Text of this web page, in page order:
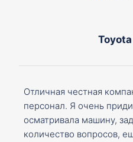
Отличная честная
персонал. Я очень
осматривала машину,
количество вопросов,